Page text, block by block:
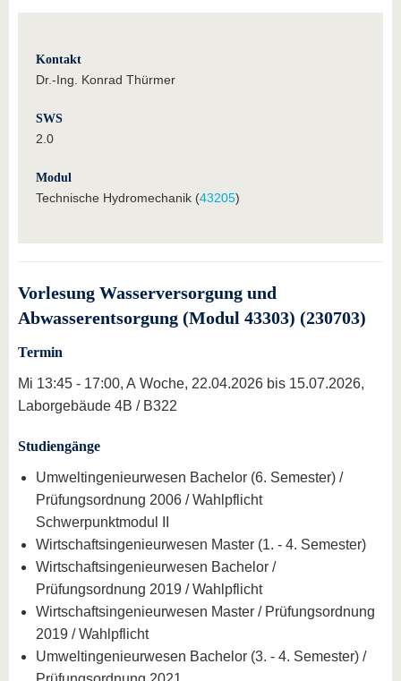
Kontakt
Dr.-Ing. Konrad Thürmer
SWS
2.0
Modul
Technische Hydromechanik (43205)
Vorlesung Wasserversorgung und
Abwasserentsorgung (Modul 43303) (230703)
Termin
Mi 13:45 - 17:00, A Woche, 22.04.2026 bis 15.07.2026,
Laborgebäude 4B / B322
Studiengänge
Umweltingenieurwesen Bachelor (6. Semester) /
Prüfungsordnung 2006 / Wahlpflicht
Schwerpunktmodul II
Wirtschaftsingenieurwesen Master (1. - 4. Semester)
Wirtschaftsingenieurwesen Bachelor /
Prüfungsordnung 2019 / Wahlpflicht
Wirtschaftsingenieurwesen Master / Prüfungsordnung
2019 / Wahlpflicht
Umweltingenieurwesen Bachelor (3. - 4. Semester) /